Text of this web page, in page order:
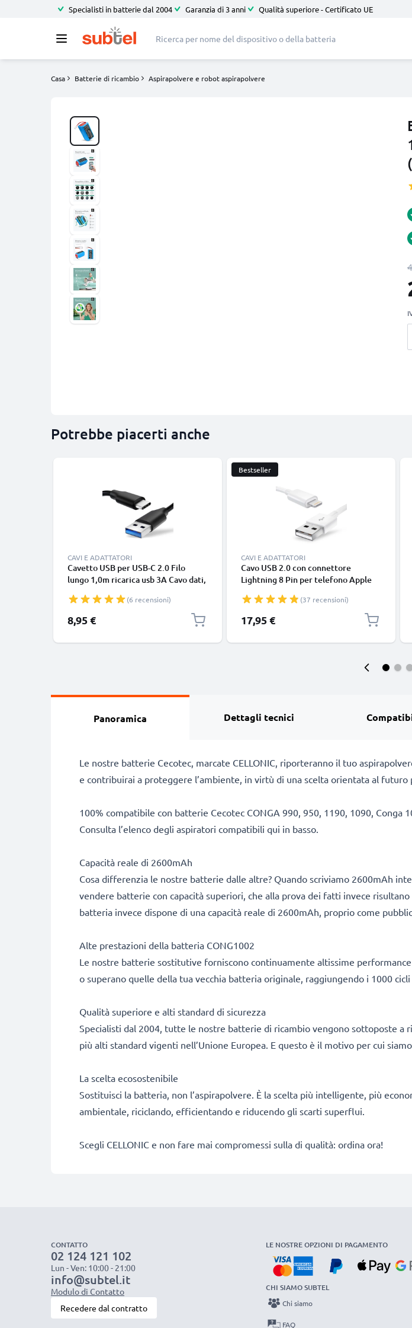
Specialisti in batterie dal 2004 Garanzia di 3 anni Qualità superiore - Certificato UE
Casa Batterie di ricambio Aspirapolvere e robot aspirapolvere
Potrebbe piacerti anche
CAVI E ADATTATORI
Cavetto USB per USB-C 2.0 Filo
lungo 1,0m ricarica usb 3A Cavo dati,
smartphone (Samsung, Huawei,
Google Pixel), fotocamera Canon,
Panasonic Lumix, Sony connettore
(6 recensioni)
8,95 €
Bestseller
CAVI E ADATTATORI
Cavo USB 2.0 con connettore
Lightning 8 Pin per telefono Apple
SE filo di 1m cavetto dati & ricarica
in bianco per cellulare
(37 recensioni)
17,95 €
Panoramica Dettagli tecnici
Le nostre batterie Cecotec, marcate CELLONIC, riporteranno il tuo
e contribuirai a proteggere l’ambiente, in virtù di una scelta orientata al futuro
100% compatibile con batterie Cecotec CONGA 990, 950, 1190, 1090, Conga
Consulta l’elenco degli aspiratori compatibili qui in basso.
Capacità reale di 2600mAh
Cosa differenzia le nostre batterie dalle altre? Quando scriviamo 2600mAh
vendere batterie con capacità superiori, che alla prova dei fatti invece
batteria invece dispone di una capacità reale di 2600mAh, proprio come
Alte prestazioni della batteria CONG1002
Le nostre batterie sostitutive forniscono continuamente altissime
o superano quelle della tua vecchia batteria originale, raggiungendo i 1000 cicli
Qualità superiore e alti standard di sicurezza
Specialisti dal 2004, tutte le nostre batterie di ricambio vengono sottoposte
più alti standard vigenti nell’Unione Europea. E questo è il motivo per cui
La scelta ecosostenibile
Sostituisci la batteria, non l’aspirapolvere. È la scelta più intelligente, più
ambientale, riciclando, efficientando e riducendo gli scarti superflui.
Scegli CELLONIC e non fare mai compromessi sulla di qualità: ordina ora!
CONTATTO
02 124 121 102
Lun - Ven: 10:00 - 21:00
info@subtel.it
Modulo di Contatto
Recedere dal contratto
LE NOSTRE OPZIONI DI PAGAMENTO
CHI SIAMO SUBTEL
Chi siamo
FAQ